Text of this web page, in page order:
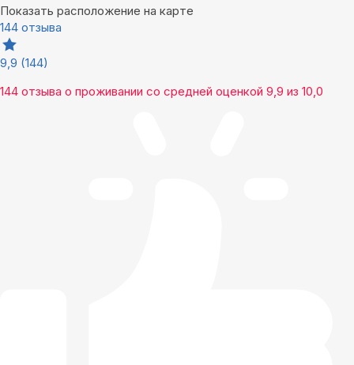
Показать расположение на карте
144 отзыва
9,9 (144)
144 отзыва о проживании со средней оценкой 9,9 из 10,0